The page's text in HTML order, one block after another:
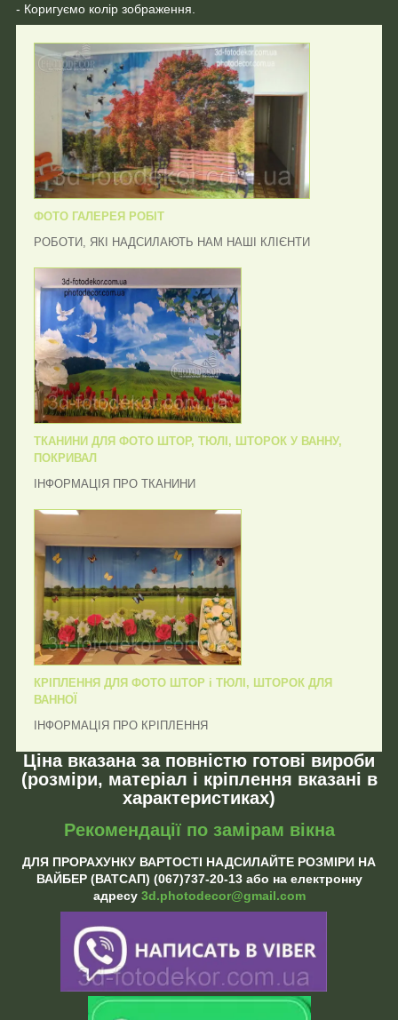
- Коригуємо колір зображення.
ФОТО ГАЛЕРЕЯ РОБІТ
РОБОТИ, ЯКІ НАДСИЛАЮТЬ НАМ НАШІ КЛІЄНТИ
ТКАНИНИ ДЛЯ ФОТО ШТОР, ТЮЛІ, ШТОРОК У ВАННУ,
ПОКРИВАЛ
ІНФОРМАЦІЯ ПРО ТКАНИНИ
КРІПЛЕННЯ ДЛЯ ФОТО ШТОР і ТЮЛІ, ШТОРОК ДЛЯ
ВАННОЇ
ІНФОРМАЦІЯ ПРО КРІПЛЕННЯ
Ціна вказана за повністю готові вироби
(розміри, матеріал і кріплення вказані в
характеристиках)
Рекомендації по замірам вікна
ДЛЯ ПРОРАХУНКУ ВАРТОСТІ НАДСИЛАЙТЕ РОЗМІРИ НА
ВАЙБЕР (ВАТСАП) (067)737-20-13 або на електронну
адресу 3d.photodecor@gmail.com